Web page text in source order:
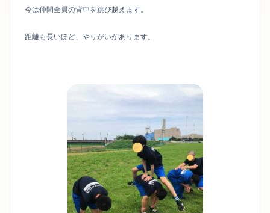
今は仲間全員の背中を跳び越えます。
距離も長いほど、やりがいがあります。